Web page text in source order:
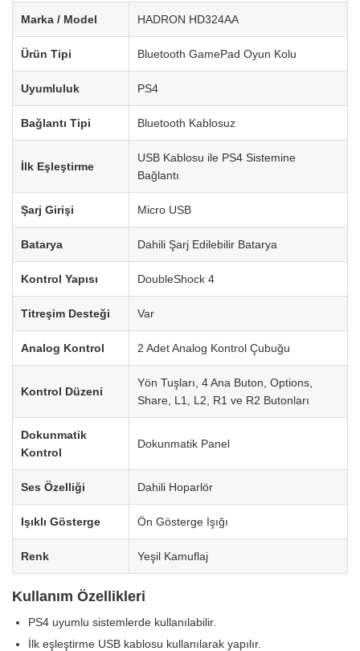
Marka / Model HADRON HD324AA
Ürün Tipi Bluetooth GamePad Oyun Kolu
Uyumluluk PS4
Bağlantı Tipi Bluetooth Kablosuz
İlk Eşleştirme
USB Kablosu ile PS4 Sistemine
Bağlantı
Şarj Girişi Micro USB
Batarya Dahili Şarj Edilebilir Batarya
Kontrol Yapısı DoubleShock 4
Titreşim Desteği Var
Analog Kontrol 2 Adet Analog Kontrol Çubuğu
Kontrol Düzeni
Yön Tuşları, 4 Ana Buton, Options,
Share, L1, L2, R1 ve R2 Butonları
Dokunmatik
Kontrol
Dokunmatik Panel
Ses Özelliği Dahili Hoparlör
Işıklı Gösterge Ön Gösterge Işığı
Renk Yeşil Kamuflaj
Kullanım Özellikleri
PS4 uyumlu sistemlerde kullanılabilir.
İlk eşleştirme USB kablosu kullanılarak yapılır.